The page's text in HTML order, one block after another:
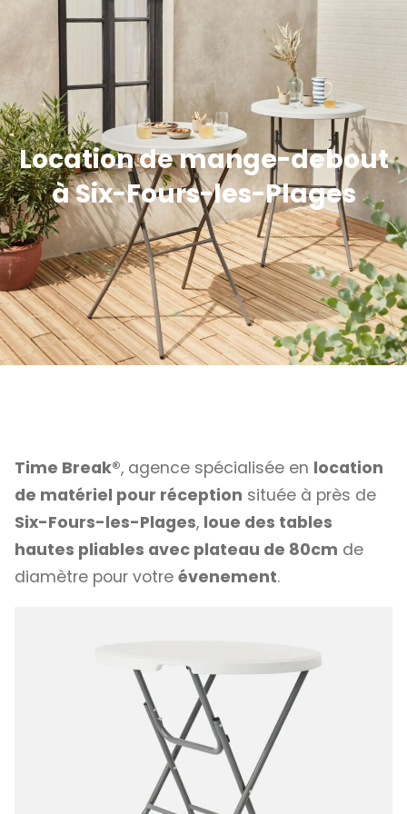
Location de mange-debout
à Six-Fours-les-Plages
Time Break®, agence spécialisée en location
de matériel pour réception située à près de
Six-Fours-les-Plages, loue des tables
hautes pliables avec plateau de 80cm de
diamètre pour votre évenement.